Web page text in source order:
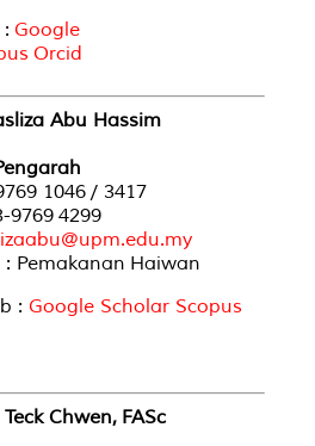
Google
Orcid
Abu Hassim
1046 / 3417
9769 4299
Pemakanan Haiwan
: Google Scholar Scopus
Chwen, FASc